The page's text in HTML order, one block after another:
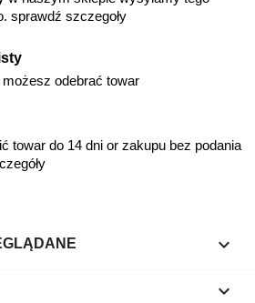
sprawdź szczegoły
odebrać towar
towar do 14 dni or zakupu bez podania

